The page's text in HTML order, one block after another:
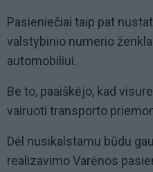
Pasieniečiai taip pat
valstybinio numerio
automobiliui.
Be to, paaiškėjo, kad
vairuoti transporto
Dėl nusikalstamu būdu
realizavimo Varėnos